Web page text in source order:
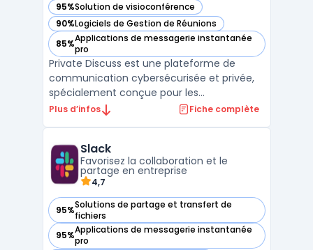
95%Solution de visioconférence
— voir Private Discuss dans cette catégorie
90%Logiciels de Gestion de Réunions
— voir Private Discuss dans cette catégorie
85%Applications de messagerie instantanée
pro
— voir Private Discuss dans cette catégorie
Private Discuss est une plateforme de
communication cybersécurisée et privée,
spécialement conçue pour les
gouvernements et les entreprises sensibles.
WhatsApp, Teams et Zoom, elle se
distingue par un niveau de chiffrement
robu ...
Plus d’infos Fiche complète
Slack
Favorisez la collaboration et le
partage en entreprise
4,7
95%Solutions de partage et transfert de
fichiers
— voir Slack dans cette catégorie
95%Applications de messagerie instantanée
pro
— voir Slack dans cette catégorie